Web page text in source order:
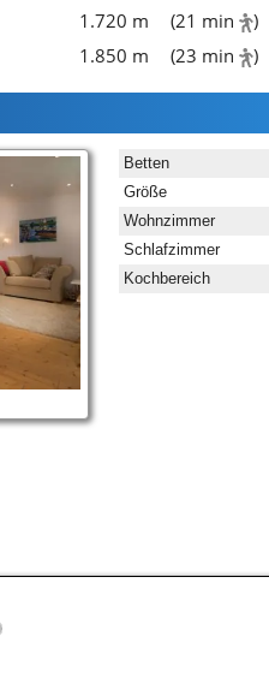
1.720 m (21 min
)
1.850 m (23 min )
Betten
Größe
Wohnzimmer
Schlafzimmer
Kochbereich